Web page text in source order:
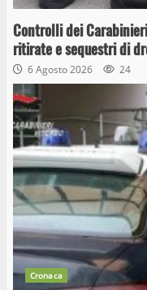
Controlli dei
ritirate e sequestri di
6 Agosto 2026 24
Cronaca